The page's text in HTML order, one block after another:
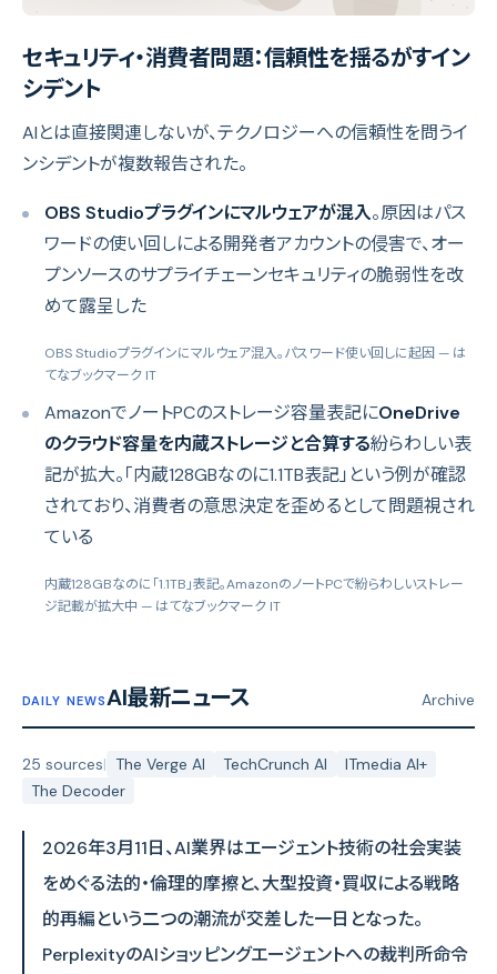
セキュリティ・消費者問題：信頼性を揺るがすイン
シデント
AIとは直接関連しないが、テクノロジーへの信頼性を問うイ
ンシデントが複数報告された。
OBS Studioプラグインにマルウェアが混入。原因はパス
ワードの使い回しによる開発者アカウントの侵害で、オー
プンソースのサプライチェーンセキュリティの脆弱性を改
めて露呈した
OBS Studioプラグインにマルウェア混入。パスワード使い回しに起因 — は
てなブックマーク IT
AmazonでノートPCのストレージ容量表記にOneDrive
のクラウド容量を内蔵ストレージと合算する紛らわしい表
記が拡大。「内蔵128GBなのに1.1TB表記」という例が確認
されており、消費者の意思決定を歪めるとして問題視され
ている
内蔵128GBなのに「1.1TB」表記。AmazonのノートPCで紛らわしいストレー
ジ記載が拡大中 — はてなブックマーク IT
DAILY NEWSAI最新ニュース Archive
25 sources| The Verge AI TechCrunch AI
ITmedia AI+
The Decoder
2026年3月11日、AI業界はエージェント技術の社会実装
をめぐる法的・倫理的摩擦と、大型投資・買収による戦略
的再編という二つの潮流が交差した一日となった。
PerplexityのAIショッピングエージェントへの裁判所命令